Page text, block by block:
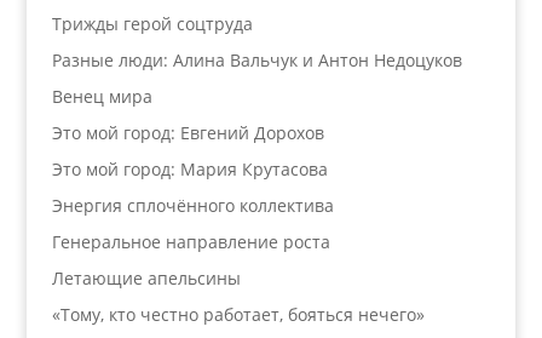
Трижды герой соцтруда
Разные люди: Алина Вальчук и Антон Недоцуков
Венец мира
Это мой город: Евгений Дорохов
Это мой город: Мария Крутасова
Энергия сплочённого коллектива
Генеральное направление роста
Летающие апельсины
«Тому, кто честно работает, бояться нечего»